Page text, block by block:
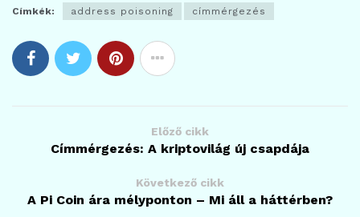
Címkék: address poisoning címmérgezés
Előző cikk
Címmérgezés: A kriptovilág új csapdája
Következő cikk
A Pi Coin ára mélyponton – Mi áll a háttérben?